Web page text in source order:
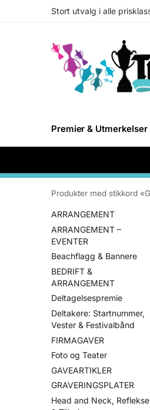
Stort utvalg i alle
Premier & Utmerkelser
Produkter med stikkord
ARRANGEMENT
ARRANGEMENT –
EVENTER
Beachflagg & Bannere
BEDRIFT &
ARRANGEMENT
Deltagelsespremie
Deltakere: Startnummer,
Vester & Festivalbånd
FIRMAGAVER
Foto og Teater
GAVEARTIKLER
GRAVERINGSPLATER
Head and Neck,